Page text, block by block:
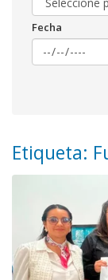
Fecha
Etiqueta: